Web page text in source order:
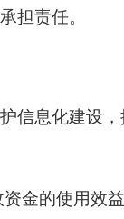
担责任。
信息化建设
金的使用效益